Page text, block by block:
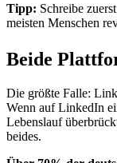
Tipp: Schreibe
meisten Menschen
Beide
Die größte Falle:
Wenn auf LinkedIn
Lebenslauf
beides.